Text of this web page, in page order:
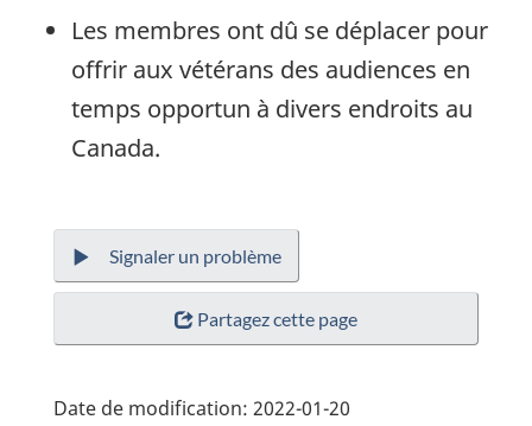
Les membres ont dû se déplacer pour
offrir aux vétérans des audiences en
temps opportun à divers endroits au
Canada.
Signaler un problème
Partagez cette page
Date de modification: 2022-01-20